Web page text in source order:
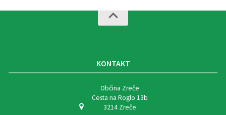
KONTAKT
Občina Zreče
Cesta na Roglo 13b
3214 Zreče